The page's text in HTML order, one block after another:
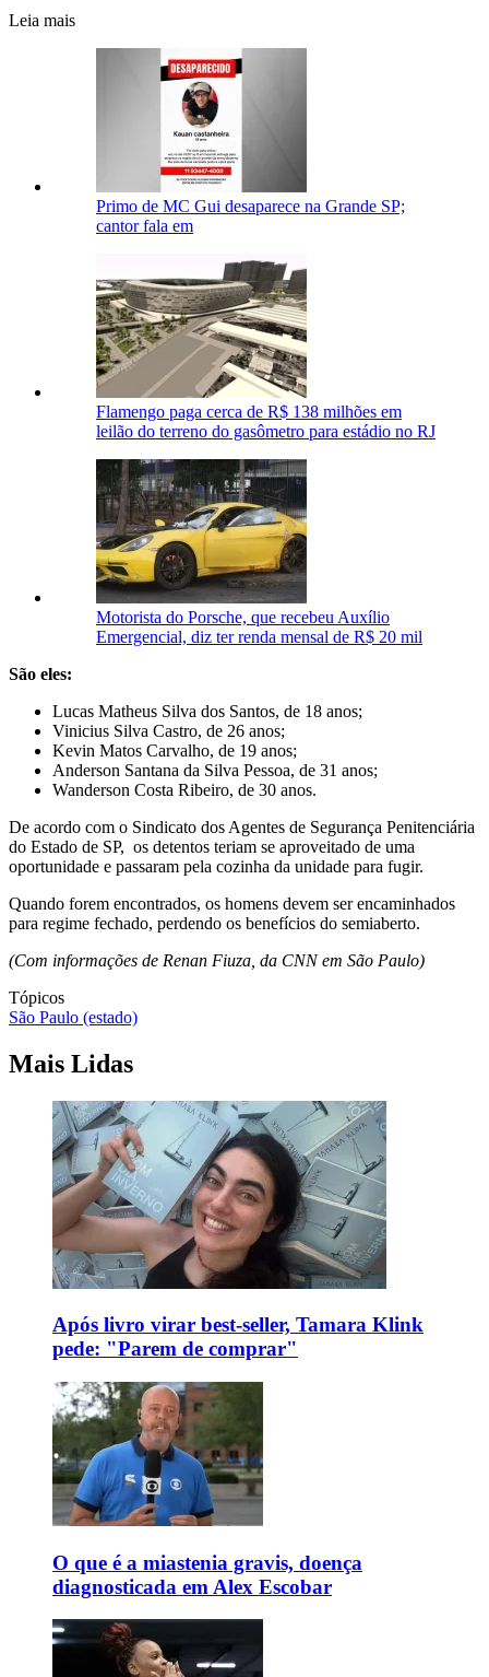
Leia mais
Primo de MC Gui desaparece na Grande SP;
cantor fala em
Flamengo paga cerca de R$ 138 milhões em
leilão do terreno do gasômetro para estádio no RJ
Motorista do Porsche, que recebeu Auxílio
Emergencial, diz ter renda mensal de R$ 20 mil
São eles:
Lucas Matheus Silva dos Santos, de 18 anos;
Vinicius Silva Castro, de 26 anos;
Kevin Matos Carvalho, de 19 anos;
Anderson Santana da Silva Pessoa, de 31 anos;
Wanderson Costa Ribeiro, de 30 anos.
De acordo com o Sindicato dos Agentes de Segurança Penitenciária
do Estado de SP, os detentos teriam se aproveitado de uma
oportunidade e passaram pela cozinha da unidade para fugir.
Quando forem encontrados, os homens devem ser encaminhados
para regime fechado, perdendo os benefícios do semiaberto.
(Com informações de Renan Fiuza, da CNN em São Paulo)
Tópicos
São Paulo (estado)
Mais Lidas
Após livro virar best-seller, Tamara Klink
pede: "Parem de comprar"
O que é a miastenia gravis, doença
diagnosticada em Alex Escobar